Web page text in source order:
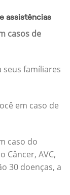
assistências
casos de
seus famíliares
em caso de
caso do
Câncer, AVC,
30 doenças, a